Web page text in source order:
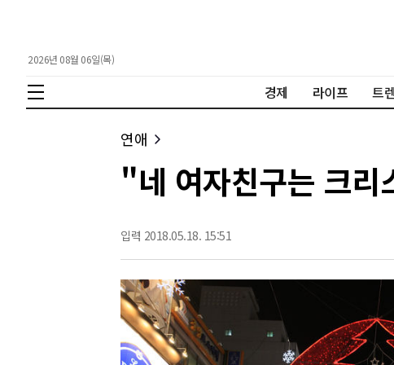
2026년 08월 06일(목)
경제 라이프 트
연애
"네 여자친구는 크리
입력 2018.05.18. 15:51